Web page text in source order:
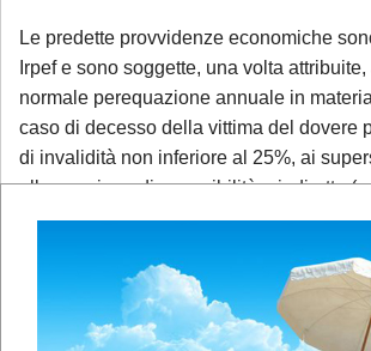
Le predette provvidenze economiche
Irpef e sono soggette, una volta attribuite,
normale perequazione annuale in
caso di decesso della vittima del dovere
di invalidità non inferiore al 25%, ai
alla pensione di reversibilità o indiretta
minori o maggiorenni, genitori, fratelli e
annualità del trattamento di reversibilità,
13^ mensilità.